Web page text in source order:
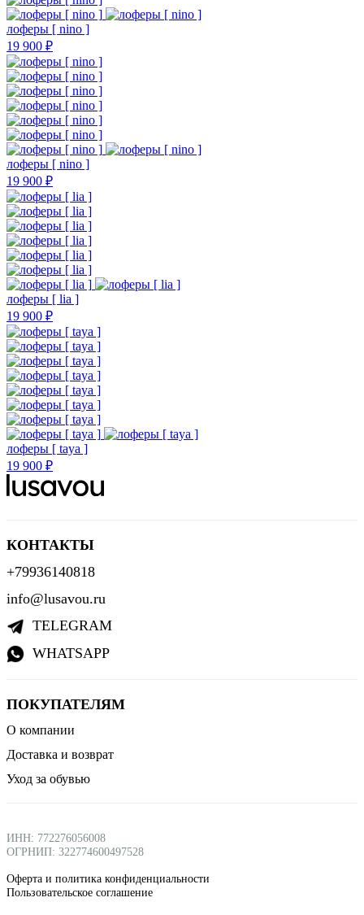
лоферы [ nino ]
19 900 ₽
лоферы [ nino ]
19 900 ₽
лоферы [ lia ]
19 900 ₽
лоферы [ taya ]
19 900 ₽
ПОКУПАТЕЛЯМ
О компании
Доставка и возврат
Уход за обувью
КОНТАКТЫ
+79936140818
info@lusavou.ru
TELEGRAM
WHATSAPP
ИНН: 772276056008
ОГРНИП: 322774600497528
Оферта и политика конфиденциальности
Пользовательское соглашение